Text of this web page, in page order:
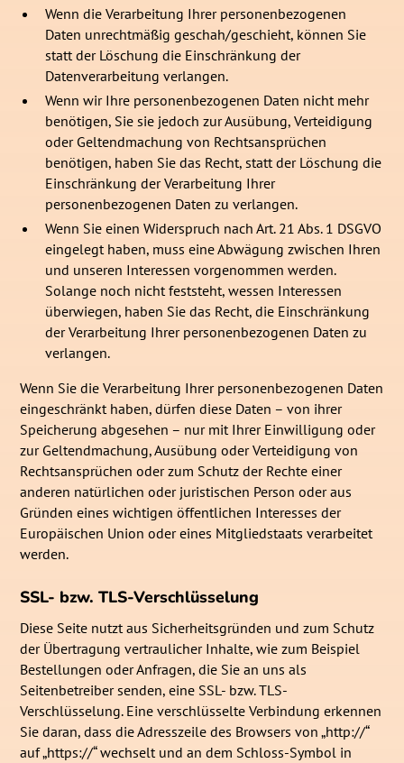
Wenn die Verarbeitung Ihrer personenbezogenen
Daten unrechtmäßig geschah/geschieht, können Sie
statt der Löschung die Einschränkung der
Datenverarbeitung verlangen.
Wenn wir Ihre personenbezogenen Daten nicht mehr
benötigen, Sie sie jedoch zur Ausübung, Verteidigung
oder Geltendmachung von Rechtsansprüchen
benötigen, haben Sie das Recht, statt der Löschung die
Einschränkung der Verarbeitung Ihrer
personenbezogenen Daten zu verlangen.
Wenn Sie einen Widerspruch nach Art. 21 Abs. 1 DSGVO
eingelegt haben, muss eine Abwägung zwischen Ihren
und unseren Interessen vorgenommen werden.
Solange noch nicht feststeht, wessen Interessen
überwiegen, haben Sie das Recht, die Einschränkung
der Verarbeitung Ihrer personenbezogenen Daten zu
verlangen.
Wenn Sie die Verarbeitung Ihrer personenbezogenen Daten
eingeschränkt haben, dürfen diese Daten – von ihrer
Speicherung abgesehen – nur mit Ihrer Einwilligung oder
zur Geltendmachung, Ausübung oder Verteidigung von
Rechtsansprüchen oder zum Schutz der Rechte einer
anderen natürlichen oder juristischen Person oder aus
Gründen eines wichtigen öffentlichen Interesses der
Europäischen Union oder eines Mitgliedstaats verarbeitet
werden.
SSL- bzw. TLS-Verschlüsselung
Diese Seite nutzt aus Sicherheitsgründen und zum Schutz
der Übertragung vertraulicher Inhalte, wie zum Beispiel
Bestellungen oder Anfragen, die Sie an uns als
Seitenbetreiber senden, eine SSL- bzw. TLS-
Verschlüsselung. Eine verschlüsselte Verbindung erkennen
Sie daran, dass die Adresszeile des Browsers von „http://“
auf „https://“ wechselt und an dem Schloss-Symbol in